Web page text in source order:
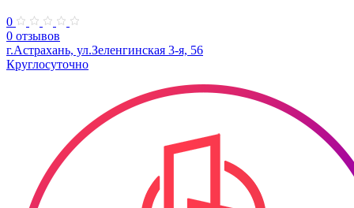
0
0 отзывов
г.Астрахань, ул.Зеленгинская 3-я, 56
Круглосуточно